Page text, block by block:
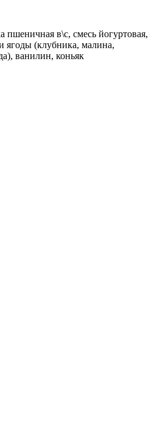
пшеничная в\с, смесь йогуртовая,
ягоды (клубника, малина,
ванилин, коньяк